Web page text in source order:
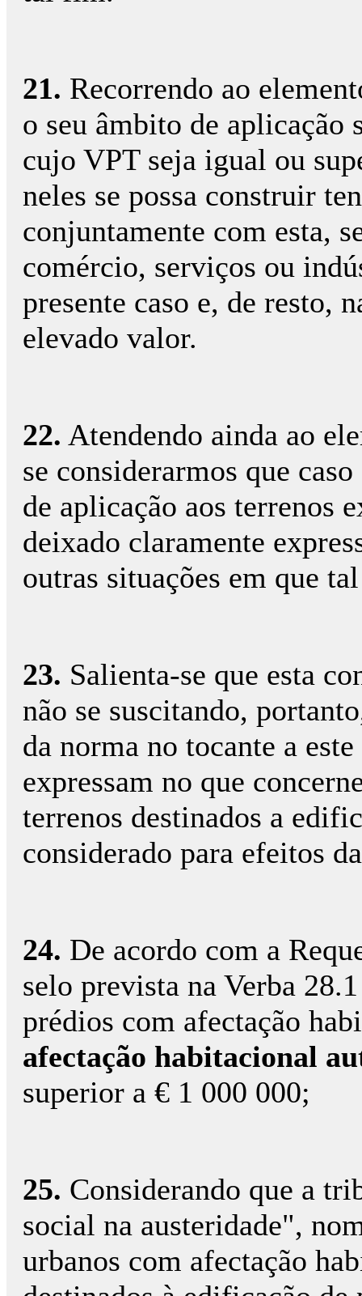
21. Recorrendo ao
o seu âmbito de aplicação
cujo VPT seja igual ou
neles se possa construir
conjuntamente com esta,
comércio, serviços ou
presente caso e, de resto,
elevado valor.
22. Atendendo ainda ao
se considerarmos que
de aplicação aos terrenos
deixado claramente
outras situações em que
23. Salienta-se que esta
não se suscitando,
da norma no tocante a
expressam no que
terrenos destinados a
considerado para efeitos
24. De acordo com a
selo prevista na Verba
prédios com afectação
afectação habitacional
superior a € 1 000 000;
25. Considerando que a
social na austeridade",
urbanos com afectação